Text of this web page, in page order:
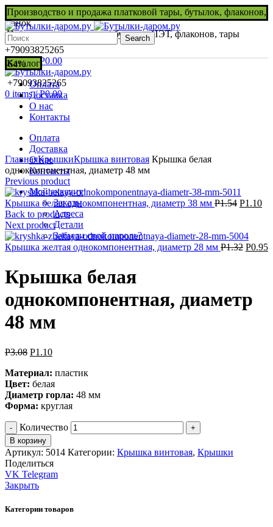
Производство и продажа платковой тары, бутылок, флаконов,
банок
Производство и продажа бутылок ПЭТ, флаконов, тары
Search
+79093825265
0items / Р0.00
+79093825265
0 items / Р0.00
Каталог
Оплата
Доставка
О нас
Контакты
Оплата
Доставка
О нас
Контакты
Мой аккаунт
Заказы
Адреса
Детали
Забыли свой пароль?
-64%
Нажмите, чтобы увеличить
ГлавнаяКрышкиКрышка винтовая Крышка белая
однокомпонентная, диаметр 48 мм
Previous product
Крышка белая однокомпонентная, диаметр 38 мм Р1.54 Р1.10
Back to products
Next product
Крышка желтая однокомпонентная, диаметр 28 мм Р1.32 Р0.95
Крышка белая
однокомпонентная, диаметр
48 мм
Р3.08 Р1.10
Материал: пластик
Цвет: белая
Диаметр горла: 48 мм
Форма: круглая
Количество
В корзину
Артикул: 5014 Категории: Крышка винтовая, Крышки
Поделиться
VK Telegram
Закрыть
Категории товаров